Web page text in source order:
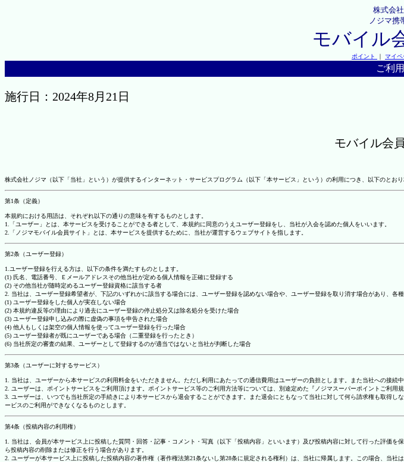
株式会
ノジマ携
モバイル
ポイント ｜ マイペ
ご利
施行日：2024年8月21日
モバイル会
株式会社ノジマ（以下「当社」という）が提供するインターネット・サービスプログラム（以下「本サービス」という）の利用につき、以下のと
第1条（定義）
本規約における用語は、それぞれ以下の通りの意味を有するものとします。
1.「ユーザー」とは、本サービスを受けることができる者として、本規約に同意のうえユーザー登録をし、当社が入会を認めた個人をいいます。
2.「ノジマモバイル会員サイト」とは、本サービスを提供するために、当社が運営するウェブサイトを指します。
第2条（ユーザー登録）
1.ユーザー登録を行える方は、以下の条件を満たすものとします。
(1) 氏名、電話番号、Ｅメールアドレスその他当社が定める個人情報を正確に登録する
(2) その他当社が随時定めるユーザー登録資格に該当する者
2. 当社は、ユーザー登録希望者が、下記のいずれかに該当する場合には、ユーザー登録を認めない場合や、ユーザー登録を取り消す場合があり、
(1) ユーザー登録をした個人が実在しない場合
(2) 本規約違反等の理由により過去にユーザー登録の停止処分又は除名処分を受けた場合
(3) ユーザー登録申し込みの際に虚偽の事項を申告された場合
(4) 他人もしくは架空の個人情報を使ってユーザー登録を行った場合
(5) ユーザー登録者が既にユーザーである場合（二重登録を行ったとき）
(6) 当社所定の審査の結果、ユーザーとして登録するのが適当ではないと当社が判断した場合
第3条（ユーザーに対するサービス）
1. 当社は、ユーザーから本サービスの利用料金をいただきません。ただし利用にあたっての通信費用はユーザーの負担とします。また当社への接続
2. ユーザーは、ポイントサービスをご利用頂けます。ポイントサービス等のご利用方法等については、別途定めた『ノジマスーパーポイントご利用
3. ユーザーは、いつでも当社所定の手続きにより本サービスから退会することができます。また退会にともなって当社に対して何ら請求権も取得
ービスのご利用ができなくなるものとします。
第4条（投稿内容の利用権）
1. 当社は、会員が本サービス上に投稿した質問・回答・記事・コメント・写真（以下「投稿内容」といいます）及び投稿内容に対して行った評価
ら投稿内容の削除または修正を行う場合があります。
2. ユーザーが本サービス上に投稿した投稿内容の著作権（著作権法第21条ないし第28条に規定される権利）は、当社に帰属します。この場合、当社